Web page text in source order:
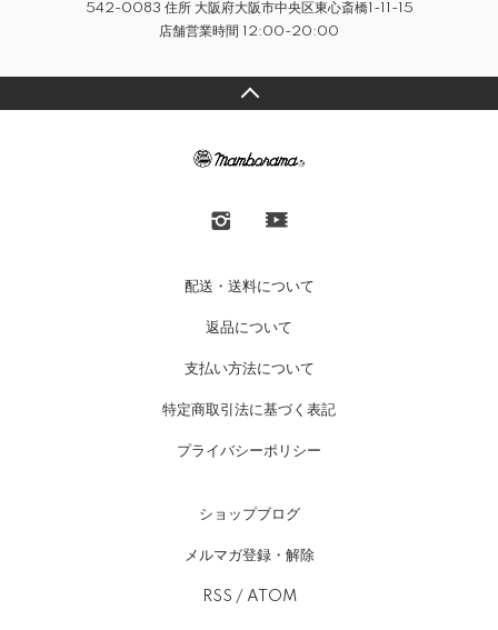
542-0083 住所 大阪府大阪市中央区東心斎橋1-11-15
店舗営業時間 12:00-20:00
配送・送料について
返品について
支払い方法について
特定商取引法に基づく表記
プライバシーポリシー
ショップブログ
メルマガ登録・解除
RSS / ATOM